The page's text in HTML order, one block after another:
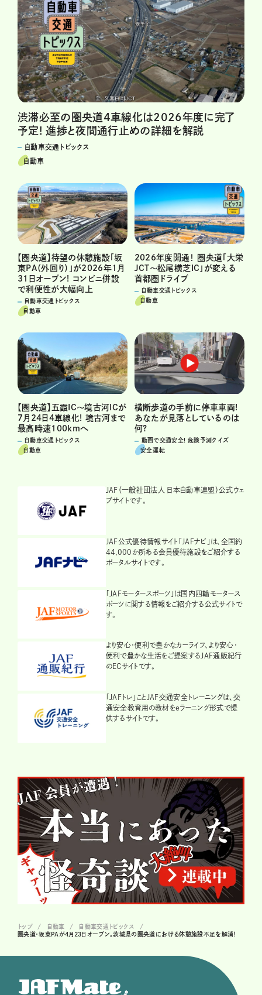
渋滞必至の圏央道4車線化は2026年度に完了
予定! 進捗と夜間通行止めの詳細を解説
自動車交通トピックス
自動車
【圏央道】待望の休憩施設「坂
東PA（外回り）」が2026年1月
31日オープン! コンビニ併設
で利便性が大幅向上
自動車交通トピックス
自動車
2026年度開通！ 圏央道「大栄
JCT～松尾横芝IC」が変える
首都圏ドライブ
自動車交通トピックス
自動車
【圏央道】五霞IC～境古河ICが
7月24日4車線化! 境古河まで
最高時速100kmへ
自動車交通トピックス
自動車
横断歩道の手前に停車車両!
あなたが見落としているのは
何?
動画で交通安全! 危険予測クイズ
安全運転
JAF（一般社団法人 日本自動車連盟）公式ウェ
ブサイトです。
JAF公式優待情報サイト「JAFナビ」は、全国約
44,000か所ある会員優待施設をご紹介する
ポータルサイトです。
「JAFモータースポーツ」は国内四輪モータース
ポーツに関する情報をご紹介する公式サイトで
す。
より安心・便利で豊かなカーライフ、より安心・
便利で豊かな生活をご提案するJAF通販紀行
のECサイトです。
「JAFトレ」ことJAF交通安全トレーニングは、交
通安全教育用の教材をeラーニング形式で提
供するサイトです。
トップ 自動車
自動車交通トピックス
圏央道・坂東PAが4月23日オープン。茨城県の圏央道における休憩施設不足を解消！